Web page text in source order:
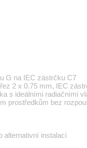
G na IEC zástrčku C7
2 x 0.75 mm, IEC
s ideálními radiačními
prostředkům bez
alternativní instalaci